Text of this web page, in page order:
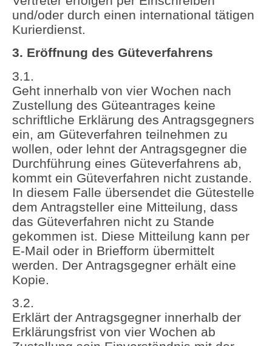
und/oder durch einen international tätigen
Kurierdienst.
3. Eröffnung des Güteverfahrens
3.1.
Geht innerhalb von vier Wochen nach
Zustellung des Güteantrages keine
schriftliche Erklärung des Antragsgegners
ein, am Güteverfahren teilnehmen zu
wollen, oder lehnt der Antragsgegner die
Durchführung eines Güteverfahrens ab,
kommt ein Güteverfahren nicht zustande.
In diesem Falle übersendet die Gütestelle
dem Antragsteller eine Mitteilung, dass
das Güteverfahren nicht zu Stande
gekommen ist. Diese Mitteilung kann per
E-Mail oder in Briefform übermittelt
werden. Der Antragsgegner erhält eine
Kopie.
3.2.
Erklärt der Antragsgegner innerhalb der
Erklärungsfrist von vier Wochen ab